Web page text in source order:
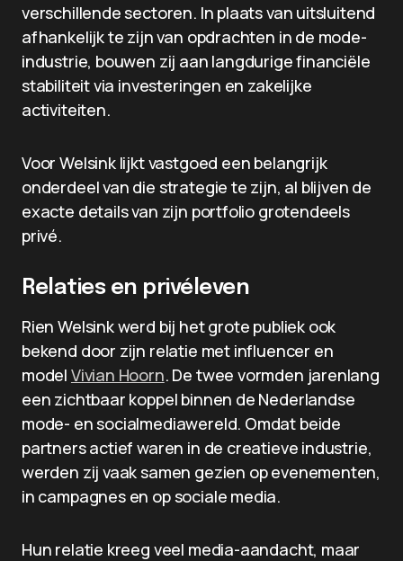
verschillende sectoren. In plaats van uitsluitend
afhankelijk te zijn van opdrachten in de mode-
industrie, bouwen zij aan langdurige financiële
stabiliteit via investeringen en zakelijke
activiteiten.
Voor Welsink lijkt vastgoed een belangrijk
onderdeel van die strategie te zijn, al blijven de
exacte details van zijn portfolio grotendeels
privé.
Relaties en privéleven
Rien Welsink werd bij het grote publiek ook
bekend door zijn relatie met influencer en
model Vivian Hoorn. De twee vormden jarenlang
een zichtbaar koppel binnen de Nederlandse
mode- en socialmediawereld. Omdat beide
partners actief waren in de creatieve industrie,
werden zij vaak samen gezien op evenementen,
in campagnes en op sociale media.
Hun relatie kreeg veel media-aandacht, maar